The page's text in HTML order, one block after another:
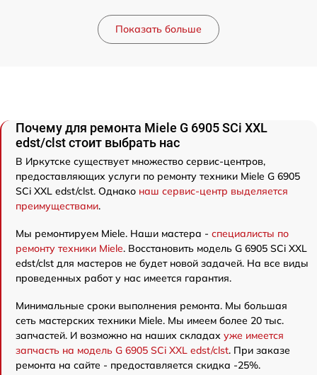
Показать больше
Почему для ремонта Miele G 6905 SCi XXL
edst/clst стоит выбрать нас
В Иркутске существует множество сервис-центров,
предоставляющих услуги по ремонту техники Miele G 6905
SCi XXL edst/clst. Однако наш сервис-центр выделяется
преимуществами.
Мы ремонтируем Miele. Наши мастера - специалисты по
ремонту техники Miele. Восстановить модель G 6905 SCi XXL
edst/clst для мастеров не будет новой задачей. На все виды
проведенных работ у нас имеется гарантия.
Минимальные сроки выполнения ремонта. Мы большая
сеть мастерских техники Miele. Мы имеем более 20 тыс.
запчастей. И возможно на наших складах уже имеется
запчасть на модель G 6905 SCi XXL edst/clst. При заказе
ремонта на сайте - предоставляется скидка -25%.